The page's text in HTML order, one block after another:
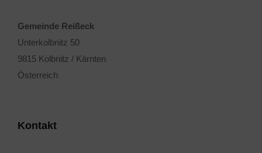
Gemeinde Reißeck
Unterkolbnitz 50
9815 Kolbnitz / Kärnten
Österreich
Kontakt